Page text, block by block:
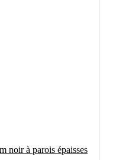
noir à parois épaisses